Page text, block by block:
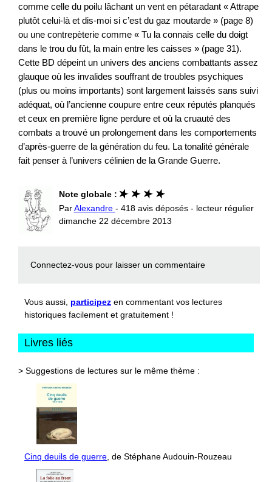
comme celle du poilu lâchant un vent en pétaradant « Attrape
plutôt celui-là et dis-moi si c’est du gaz moutarde » (page 8)
ou une contrepèterie comme « Tu la connais celle du doigt
dans le trou du fût, la main entre les caisses » (page 31).
Cette BD dépeint un univers des anciens combattants assez
glauque où les invalides souffrant de troubles psychiques
(plus ou moins importants) sont largement laissés sans suivi
adéquat, où l’ancienne coupure entre ceux réputés planqués
et ceux en première ligne perdure et où la cruauté des
combats a trouvé un prolongement dans les comportements
d’après-guerre de la génération du feu. La tonalité générale
fait penser à l’univers célinien de la Grande Guerre.
Note globale :
ParAlexandre - 418 avis déposés - lecteur régulier
dimanche 22 décembre 2013
Connectez-vous pour laisser un commentaire
Vous aussi, participez en commentant vos lectures
historiques facilement et gratuitement !
Livres liés
> Suggestions de lectures sur le même thème :
Cinq deuils de guerre , de Stéphane Audouin-Rouzeau